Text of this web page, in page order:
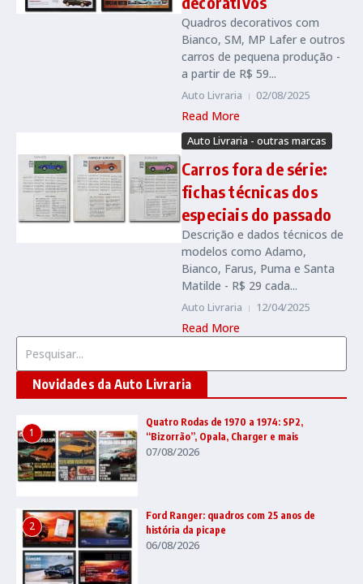
Quadros decorativos com
Bianco, SM, MP Lafer e outros
carros de pequena produção -
a partir de R$ 59...
Auto Livraria 02/08/2025
Read More
Auto Livraria - outras marcas
Carros fora de série:
fichas técnicas dos
especiais do passado
Descrição e dados técnicos de
modelos como Adamo,
Bianco, Farus, Puma e Santa
Matilde - R$ 29 cada...
Auto Livraria 12/04/2025
Read More
Novidades da Auto Livraria
1
Quatro Rodas de 1970 a 1974: SP2,
“Bizorrão”, Opala, Charger e mais
07/08/2026
2
Ford Ranger: quadros com 25 anos de
história da picape
06/08/2026